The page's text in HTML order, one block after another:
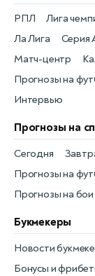
РПЛ
Матч-центр
Лига
Прогнозы на
Ла Лига Серия
Интервью
Прогнозы на
Прогнозы на
Сегодня
Прогнозы на бои
Букмекеры
Бонусы и
Новости